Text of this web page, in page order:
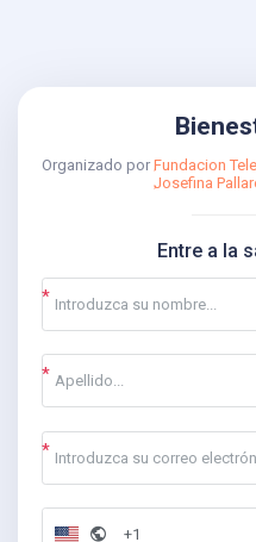
Organizado por Fundacion
Josefina
Entre a la